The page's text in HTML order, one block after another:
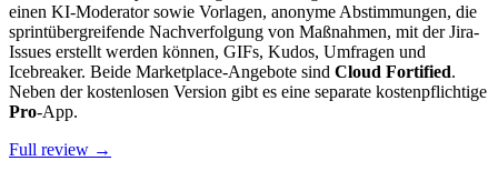
einen KI-Moderator sowie Vorlagen, anonyme Abstimmungen, die
sprintübergreifende Nachverfolgung von Maßnahmen, mit der Jira-
Issues erstellt werden können, GIFs, Kudos, Umfragen und
Icebreaker. Beide Marketplace-Angebote sind Cloud Fortified.
Neben der kostenlosen Version gibt es eine separate kostenpflichtige
Pro-App.
Full review →